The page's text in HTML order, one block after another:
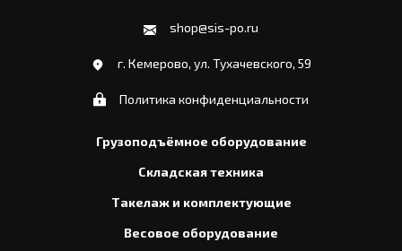
shop@sis-po.ru
г. Кемерово, ул. Тухачевского, 59
Политика конфиденциальности
Грузоподъёмное оборудование
Складская техника
Такелаж и комплектующие
Весовое оборудование